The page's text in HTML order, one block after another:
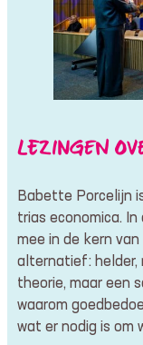
LEZINGEN
Babette Porcelijn
trias economica.
mee in de kern
alternatief: helder,
theorie, maar een
waarom
wat er nodig is om